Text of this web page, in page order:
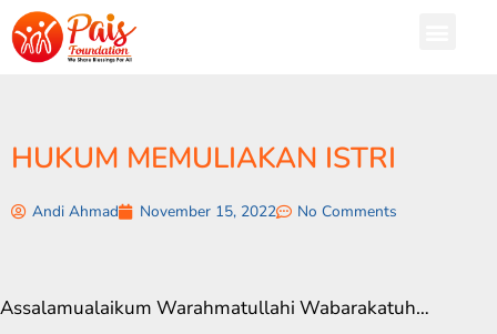
HUKUM MEMULIAKAN ISTRI
Andi Ahmad November 15, 2022 No Comments
Assalamualaikum Warahmatullahi Wabarakatuh…